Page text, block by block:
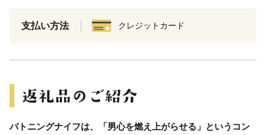
支払い方法 クレジットカード
バトニングナイフは、「男心を燃え上がらせる」というコン